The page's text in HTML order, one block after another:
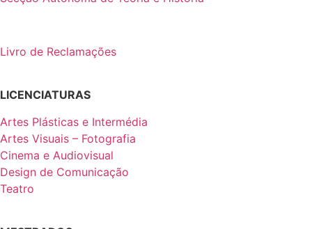
Livro de Reclamações
LICENCIATURAS
Artes Plásticas e Intermédia
Artes Visuais – Fotografia
Cinema e Audiovisual
Design de Comunicação
Teatro